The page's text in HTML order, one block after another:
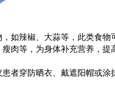
如辣椒、大蒜等，此类食物
肉等，为身体补充营养，提
穿防晒衣、戴遮阳帽或涂